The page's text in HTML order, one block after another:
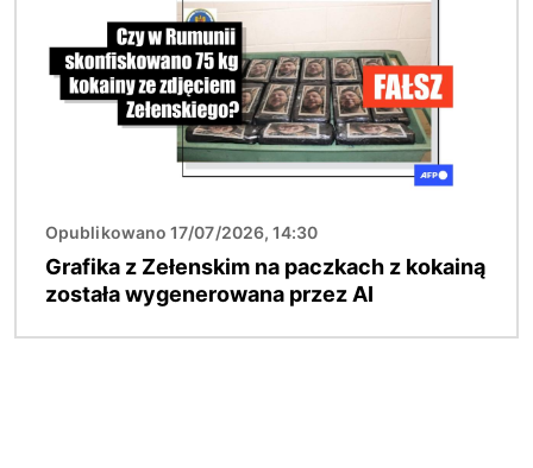
Opublikowano 17/07/2026, 14:30
Grafika z Zełenskim na paczkach z kokainą
została wygenerowana przez AI